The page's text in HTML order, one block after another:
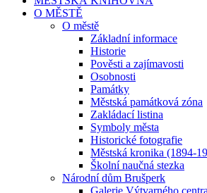
O MĚSTĚ
O městě
Základní informace
Historie
Pověsti a zajímavosti
Osobnosti
Památky
Městská památková zóna
Zakládací listina
Symboly města
Historické fotografie
Městská kronika (1894-
Školní naučná stezka
Národní dům Brušperk
Galerie Výtvarného